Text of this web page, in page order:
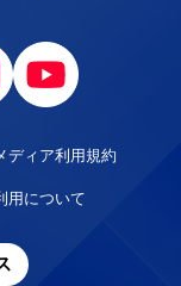
ディア利用規約
用について